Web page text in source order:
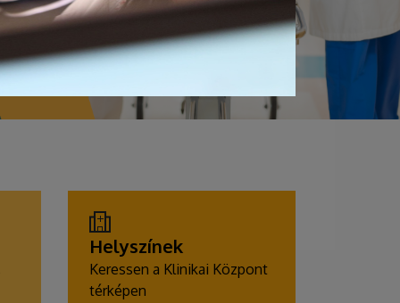
Helyszínek
Keressen a Klinikai Központ
térképen